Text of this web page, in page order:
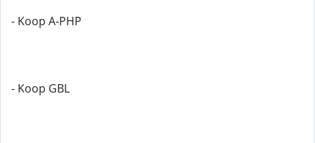
- Koop A-PHP
- Koop GBL